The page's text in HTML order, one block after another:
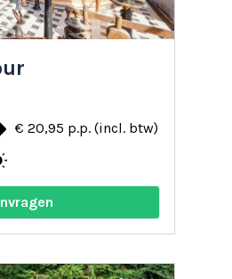
€ 20,95 p.p. (incl. btw)